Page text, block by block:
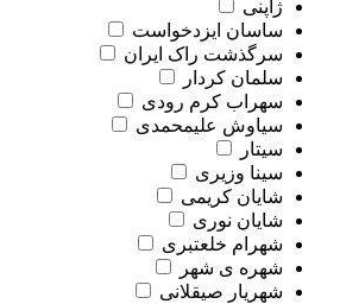
ژاپنی
ساسان ایزدخواست
سرگذشت راک ایران
سلمان کردار
سهراب کرم رودی
سیاوش علیمحمدی
سیتار
سینا وزیری
شایان کریمی
شایان نوری
شهرام خلعتبری
شهره ی شهر
شهریار صیقلانی